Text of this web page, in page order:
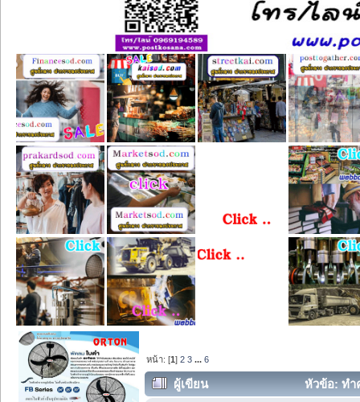
หน้า: [1]2 3 ...6
ผู้เขียน หัวข้อ: ทำ